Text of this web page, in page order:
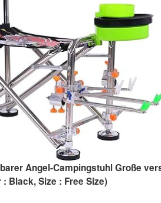
Angel-Campingstuhl Große
Black, Size : Free Size)